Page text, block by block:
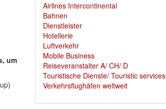
um
Airlines Intercontinental
Bahnen
Dienstleister
Hotellerie
Luftverkehr
Mobile Business
Reiseveranstalter A/ CH/ D
Touristische Dienste/ Touristic services
Verkehrsflughäfen weltweit